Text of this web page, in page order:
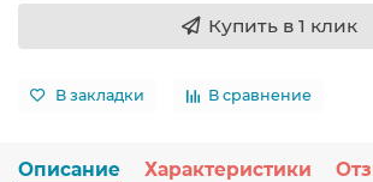
Купить в 1 клик
В закладки В сравнение
Описание Характеристики